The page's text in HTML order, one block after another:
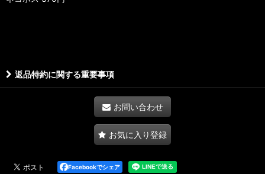
返品特約に関する重要事項
お問い合わせ
お気に入り登録
Facebookでシェア